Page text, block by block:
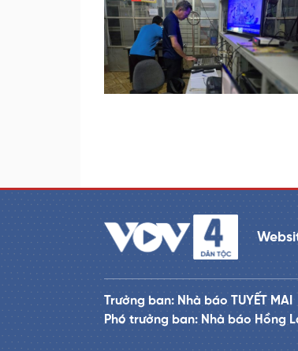
Trưởng ban: Nhà báo TUYẾT MAI
Phó trưởng ban: Nhà báo Hồng